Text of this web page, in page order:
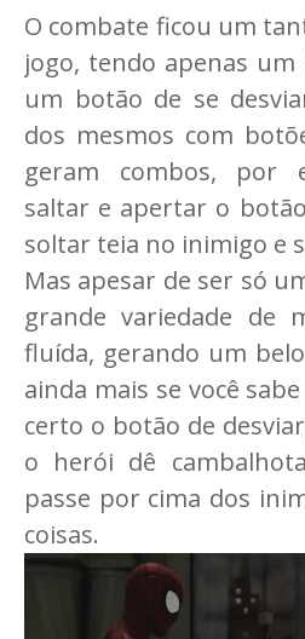
O combate ficou um
jogo, tendo apenas
um botão de se
dos mesmos com
geram combos, por
saltar e apertar o
soltar teia no inimigo e
Mas apesar de ser só
grande variedade de
fluída, gerando um
ainda mais se você
certo o botão de
o herói dê
passe por cima dos
coisas.